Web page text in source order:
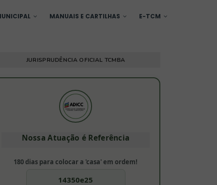
MANUAIS E CARTILHAS E-TCM
JURISPRUDÊNCIA OFICIAL TCMBA
Nossa Atuação é Referência
180 dias para colocar a 'casa' em ordem!
14350e25